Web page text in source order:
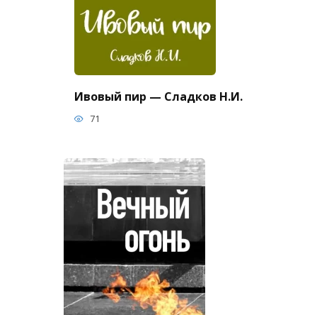
Ивовый пир — Сладков Н.И.
71